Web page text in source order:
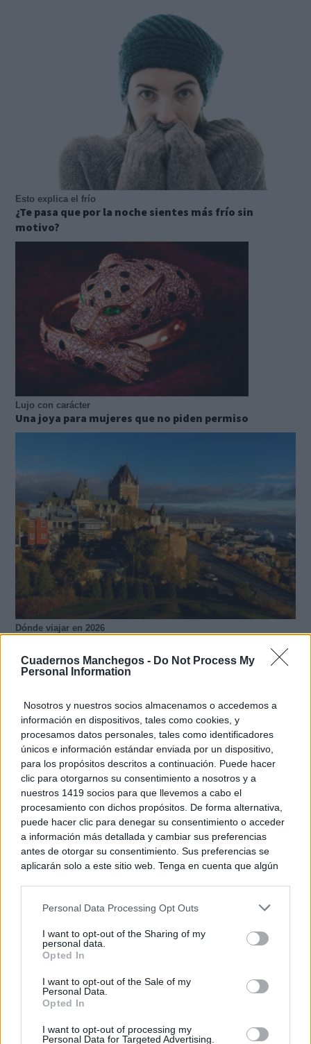
Cuadernos Manchegos - Do Not Process My
Personal Information
Nosotros y nuestros socios almacenamos o accedemos a
información en dispositivos, tales como cookies, y
procesamos datos personales, tales como identificadores
únicos e información estándar enviada por un dispositivo,
para los propósitos descritos a continuación. Puede hacer
clic para otorgarnos su consentimiento a nosotros y a
nuestros 1419 socios para que llevemos a cabo el
procesamiento con dichos propósitos. De forma alternativa,
puede hacer clic para denegar su consentimiento o acceder
a información más detallada y cambiar sus preferencias
antes de otorgar su consentimiento. Sus preferencias se
aplicarán solo a este sitio web. Tenga en cuenta que algún
rechazar tal procesamiento. Puede cambiar sus preferencias
a este sitio y haciendo clic en el botón "Privacidad" en la
parte inferior de la página web.
Please note that this website/app uses one or more Google
services and may gather and store information including but
not limited to your visit or usage behaviour. You may click to
use your data for below specified purposes in below Google
Personal Data Processing Opt Outs
I want to opt-out of the Sharing of my
personal data.
Opted In
I want to opt-out of the Sale of my
Personal Data.
Opted In
I want to opt-out of processing my
Personal Data for Targeted Advertising.
Esto explica el frío
¿Te pasa que por la noche sientes más frío sin
motivo?
Lujo con carácter
Una joya para mujeres que no piden permiso
Dónde viajar en 2026
próximo año
El aliado para tu hogar